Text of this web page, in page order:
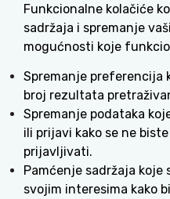
Funkcionalne kolačiće
sadržaja i spremanje
mogućnosti koje
Spremanje preferencija
broj rezultata
Spremanje podataka
ili prijavi kako se ne
prijavljivati.
Pamćenje sadržaja koje
svojim interesima kako